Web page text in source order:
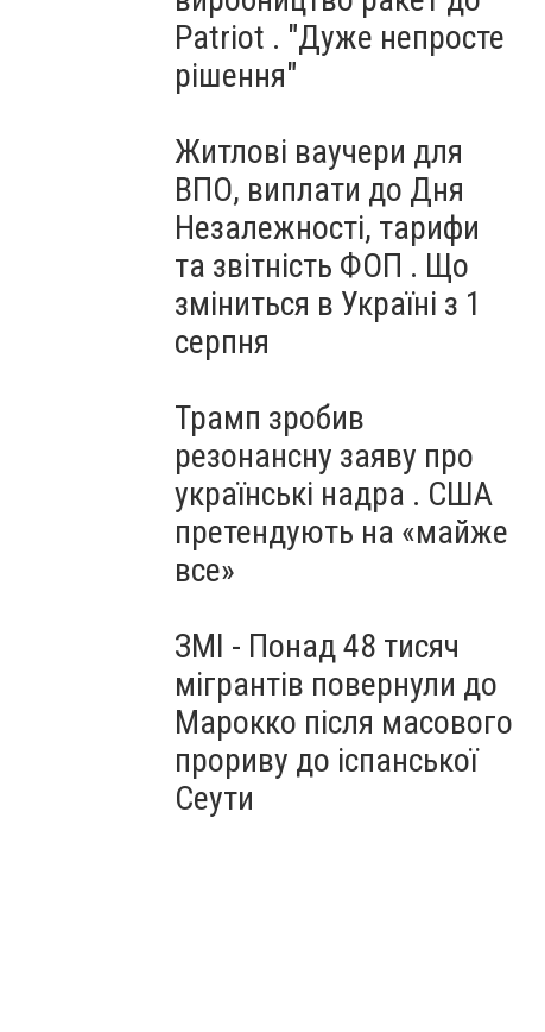
Patriot . "Дуже непросте
рішення"
Житлові ваучери для
ВПО, виплати до Дня
Незалежності, тарифи
та звітність ФОП . Що
зміниться в Україні з 1
серпня
Трамп зробив
резонансну заяву про
українські надра . США
претендують на «майже
все»
ЗМІ - Понад 48 тисяч
мігрантів повернули до
Марокко після масового
прориву до іспанської
Сеути